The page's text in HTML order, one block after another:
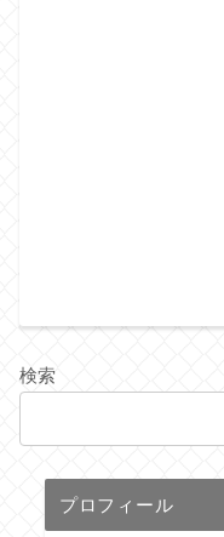
検索
プロフィール